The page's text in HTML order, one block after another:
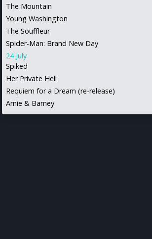
The Mountain
Young Washington
The Souffleur
Spider-Man: Brand New Day
24 July
Spiked
Her Private Hell
Requiem for a Dream (re-release)
Arnie & Barney